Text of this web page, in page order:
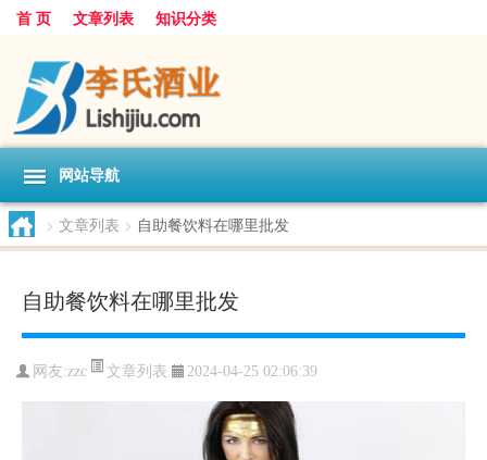
首 页 文章列表 知识分类
网站导航
> 文章列表 > 自助餐饮料在哪里批发
自助餐饮料在哪里批发
网友:zzc 文章列表 2024-04-25 02:06:39